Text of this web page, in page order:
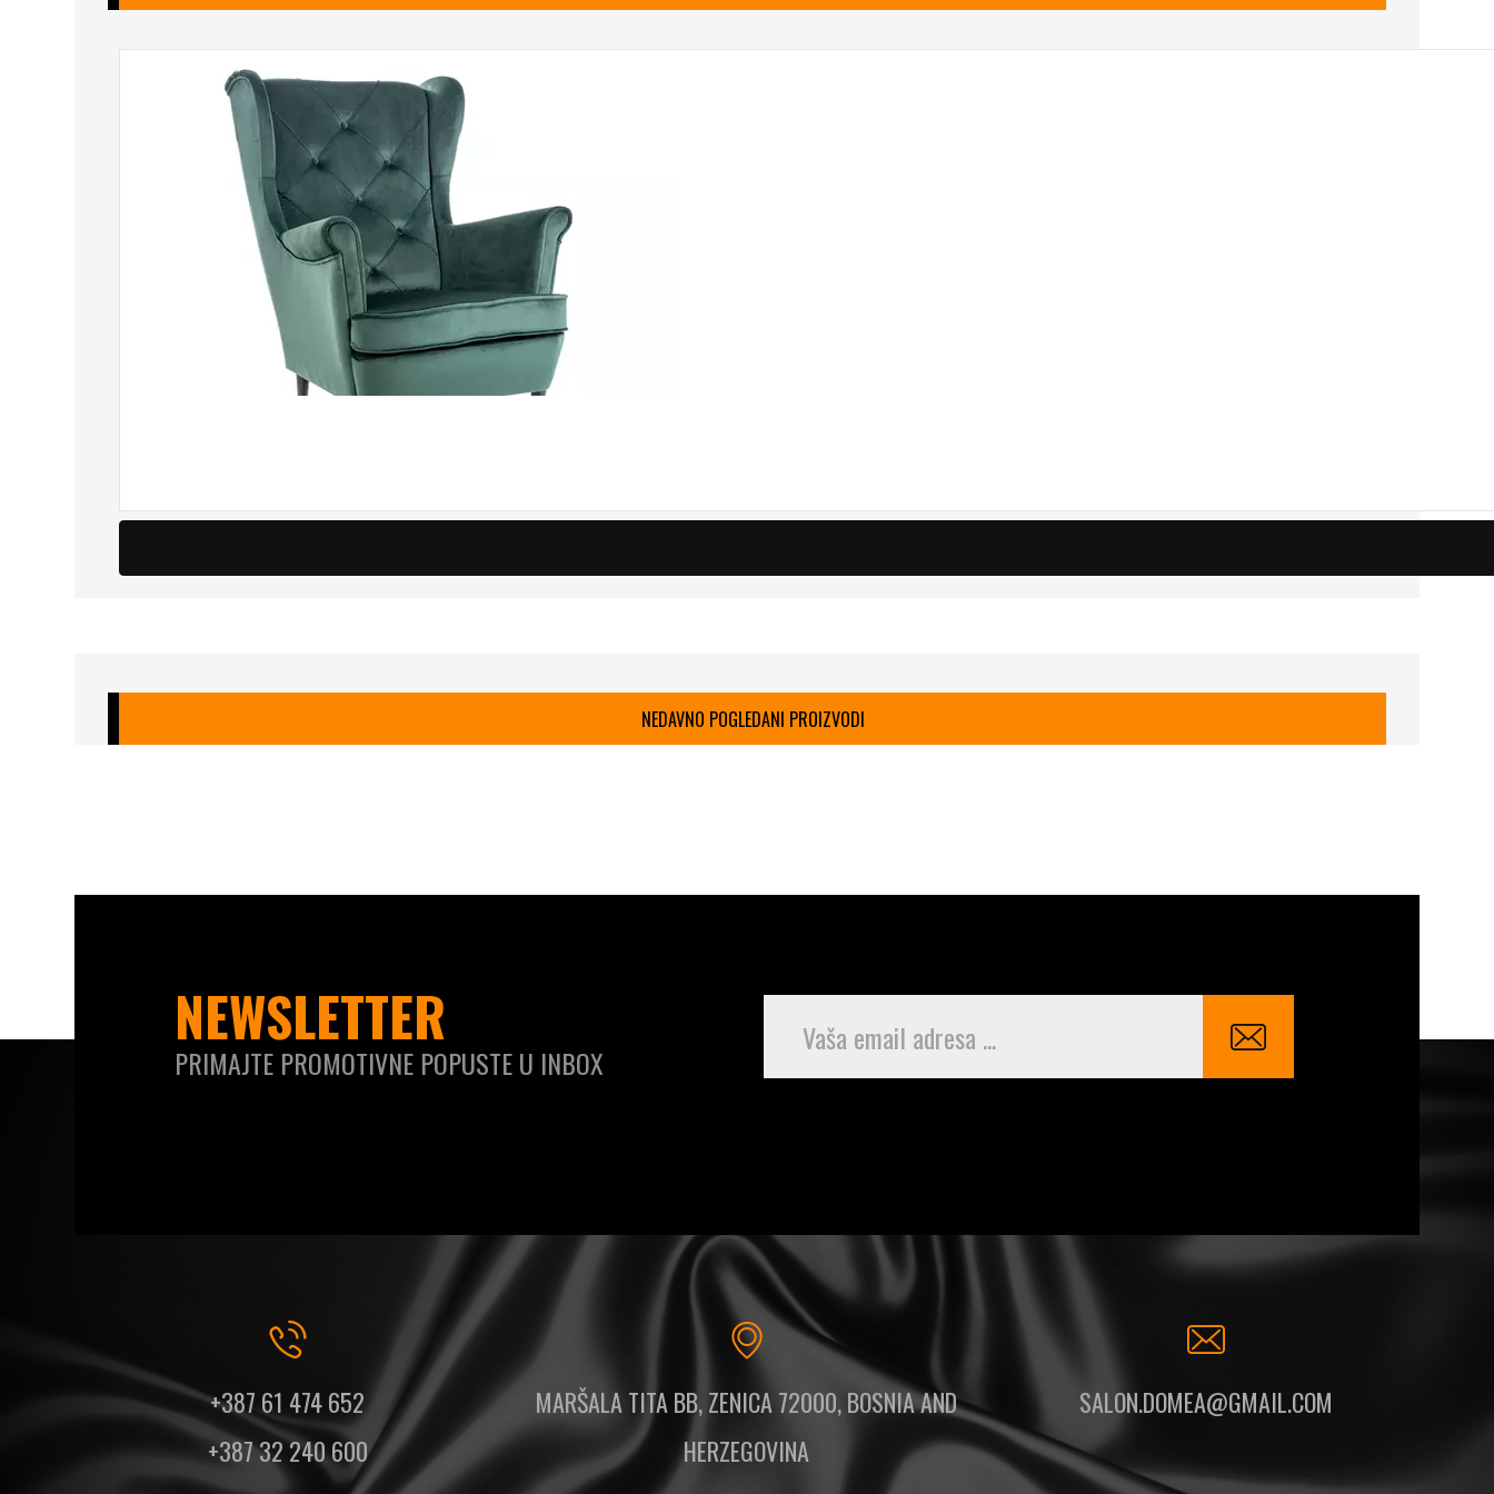
NEDAVNO POGLEDANI PROIZVODI
NEWSLETTER
PRIMAJTE PROMOTIVNE POPUSTE U INBOX
+387 61 474 652
+387 32 240 600
MARŠALA TITA BB, ZENICA 72000, BOSNIA AND
HERZEGOVINA
SALON.DOMEA@GMAIL.COM